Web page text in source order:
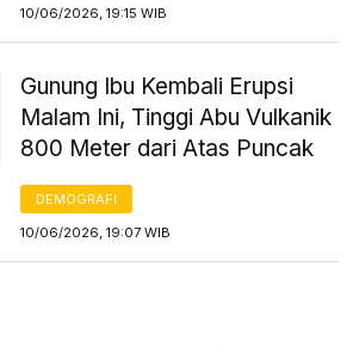
10/06/2026, 19:15 WIB
Gunung Ibu Kembali Erupsi
Malam Ini, Tinggi Abu Vulkanik
800 Meter dari Atas Puncak
DEMOGRAFI
10/06/2026, 19:07 WIB